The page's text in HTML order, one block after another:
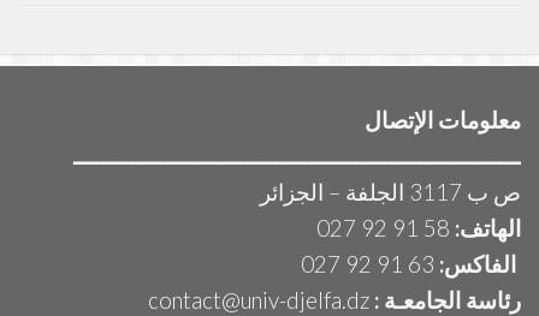
معلومات الإتصال
ــــــــــــــــــــــــــــــــــــــــــــــــــــــــــــــ
ص ب 3117 الجلفة – الجزائر
الهاتف:
الفاكس:
رئاسة الجامعـة : contact@univ-djelfa.dz